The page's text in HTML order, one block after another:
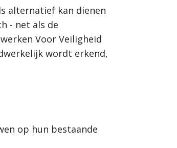
alternatief kan dienen
- net als de
Voor Veiligheid
wordt erkend,
op hun bestaande